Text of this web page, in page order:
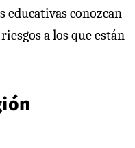
educativas conozcan
a los que están